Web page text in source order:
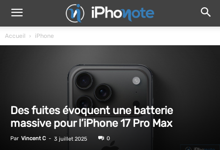
Accueil iPhone
Des fuites évoquent une batterie
massive pour l’iPhone 17 Pro Max
Par Vincent C - 3 juillet 2025 0